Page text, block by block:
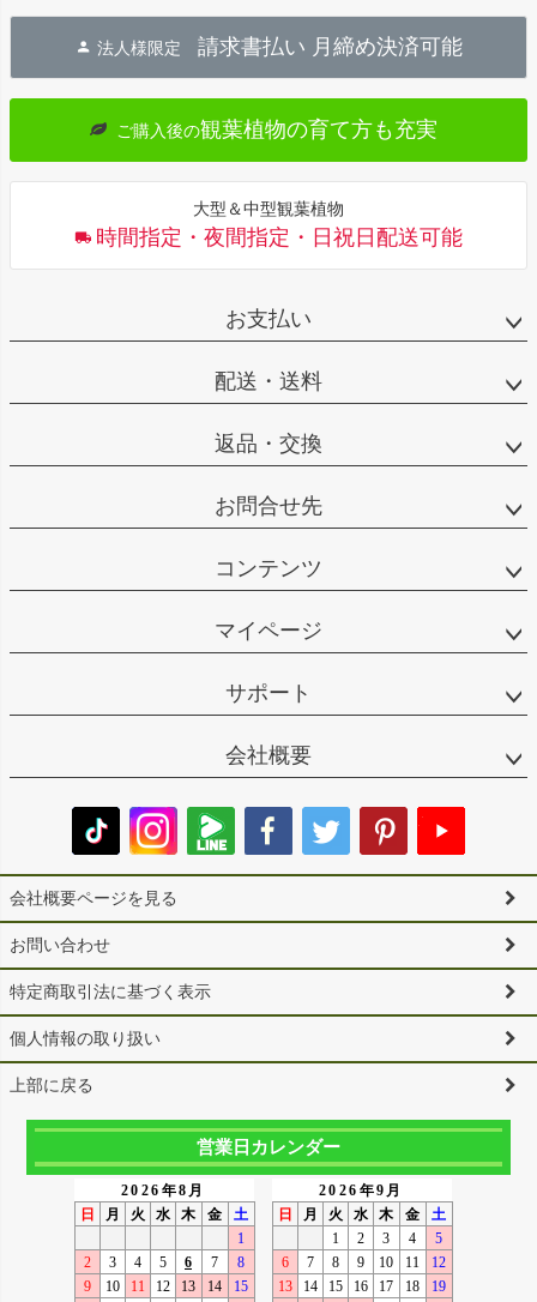
へ
法人様限定 請求書払い 月締め決済可能
ご購入後の観葉植物の育て方も充実
大型＆中型観葉植物
時間指定・夜間指定・日祝日配送可能
お支払い
配送・送料
返品・交換
お問合せ先
コンテンツ
マイページ
サポート
会社概要
会社概要ページを見る
お問い合わせ
特定商取引法に基づく表示
個人情報の取り扱い
上部に戻る
営業日カレンダー